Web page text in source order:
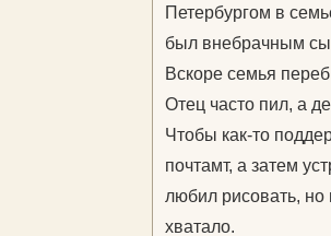
Петербургом в
был внебрачным
Вскоре семья
Отец часто пил, а
Чтобы как-то
почтамт, а затем
любил рисовать, но
хватало.